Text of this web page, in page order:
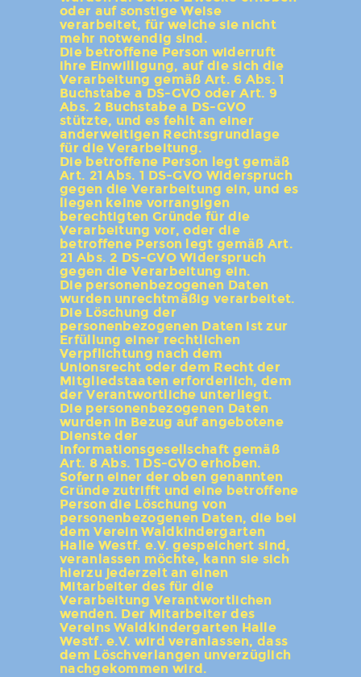
oder auf sonstige Weise
verarbeitet, für welche sie nicht
mehr notwendig sind.
Die betroffene Person widerruft
ihre Einwilligung, auf die sich die
Verarbeitung gemäß Art. 6 Abs. 1
Buchstabe a DS-GVO oder Art. 9
Abs. 2 Buchstabe a DS-GVO
stützte, und es fehlt an einer
anderweitigen Rechtsgrundlage
für die Verarbeitung.
Die betroffene Person legt gemäß
Art. 21 Abs. 1 DS-GVO Widerspruch
gegen die Verarbeitung ein, und es
liegen keine vorrangigen
berechtigten Gründe für die
Verarbeitung vor, oder die
betroffene Person legt gemäß Art.
21 Abs. 2 DS-GVO Widerspruch
gegen die Verarbeitung ein.
Die personenbezogenen Daten
wurden unrechtmäßig verarbeitet.
Die Löschung der
personenbezogenen Daten ist zur
Erfüllung einer rechtlichen
Verpflichtung nach dem
Unionsrecht oder dem Recht der
Mitgliedstaaten erforderlich, dem
der Verantwortliche unterliegt.
Die personenbezogenen Daten
wurden in Bezug auf angebotene
Dienste der
Informationsgesellschaft gemäß
Art. 8 Abs. 1 DS-GVO erhoben.
Sofern einer der oben genannten
Gründe zutrifft und eine betroffene
Person die Löschung von
personenbezogenen Daten, die bei
dem Verein Waldkindergarten
Halle Westf. e.V. gespeichert sind,
veranlassen möchte, kann sie sich
hierzu jederzeit an einen
Mitarbeiter des für die
Verarbeitung Verantwortlichen
wenden. Der Mitarbeiter des
Vereins Waldkindergarten Halle
Westf. e.V. wird veranlassen, dass
dem Löschverlangen unverzüglich
nachgekommen wird.